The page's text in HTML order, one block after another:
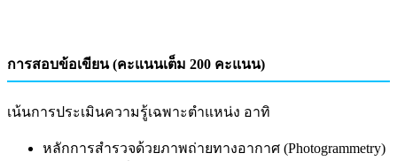
การสอบข้อเขียน (คะแนนเต็ม 200 คะแนน)
เน้นการประเมินความรู้เฉพาะตำแหน่ง อาทิ
หลักการสำรวจด้วยภาพถ่ายทางอากาศ (Photogrammetry)